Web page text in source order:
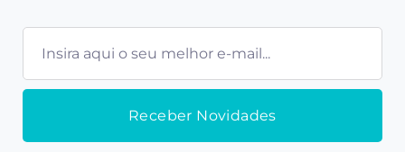
Receber Novidades